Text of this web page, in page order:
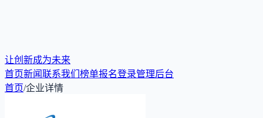
让创新成为未来
首页新闻联系我们 榜单报名登录管理后台
首页/企业详情